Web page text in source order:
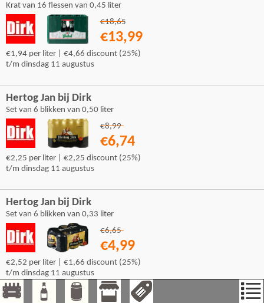
Krat van 16 flessen van 0,45 liter
€18,65
€13,99
€1,94 per liter | €4,66 discount (25%)
t/m dinsdag 11 augustus
Hertog Jan bij Dirk
Set van 6 blikken van 0,50 liter
€8,99
€6,74
€2,25 per liter | €2,25 discount (25%)
t/m dinsdag 11 augustus
Hertog Jan bij Dirk
Set van 6 blikken van 0,33 liter
€6,65
€4,99
€2,52 per liter | €1,66 discount (25%)
t/m dinsdag 11 augustus